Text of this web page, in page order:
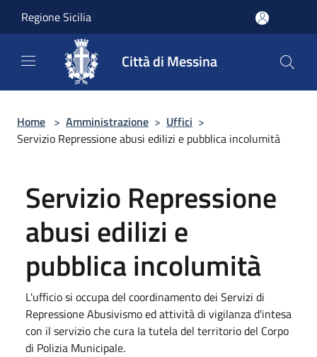
Regione Sicilia
Città di Messina
Home > Amministrazione > Uffici >
Servizio Repressione abusi edilizi e pubblica incolumità
Servizio Repressione
abusi edilizi e
pubblica incolumità
L'ufficio si occupa del coordinamento dei Servizi di
Repressione Abusivismo ed attività di vigilanza d'intesa
con il servizio che cura Ia tutela del territorio del Corpo
di Polizia Municipale.